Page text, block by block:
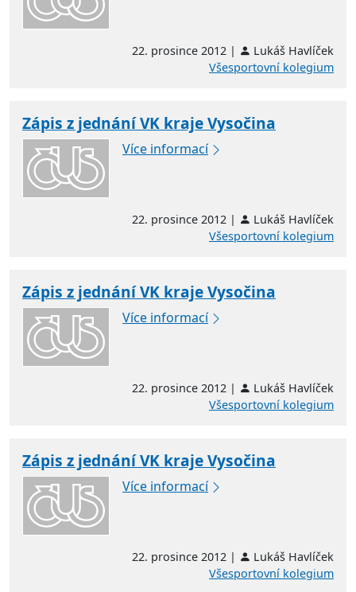
22. prosince 2012 |
Lukáš Havlíček
Všesportovní kolegium
Zápis z jednání VK kraje Vysočina
Více informací
22. prosince 2012 |
Lukáš Havlíček
Všesportovní kolegium
Zápis z jednání VK kraje Vysočina
Více informací
22. prosince 2012 |
Lukáš Havlíček
Všesportovní kolegium
Zápis z jednání VK kraje Vysočina
Více informací
22. prosince 2012 |
Lukáš Havlíček
Všesportovní kolegium